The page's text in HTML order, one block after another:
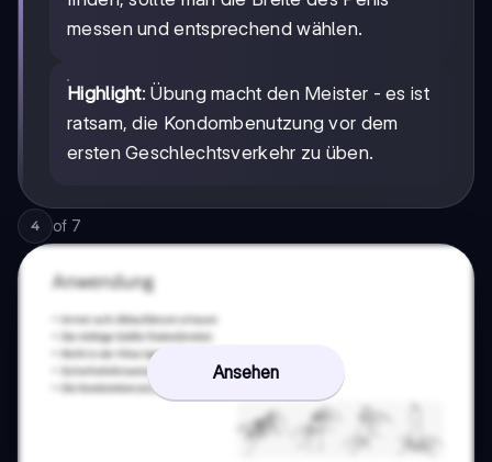
messen und entsprechend wählen.
Highlight: Übung macht den Meister - es ist
ratsam, die Kondombenutzung vor dem
ersten Geschlechtsverkehr zu üben.
4 of 7
Ansehen